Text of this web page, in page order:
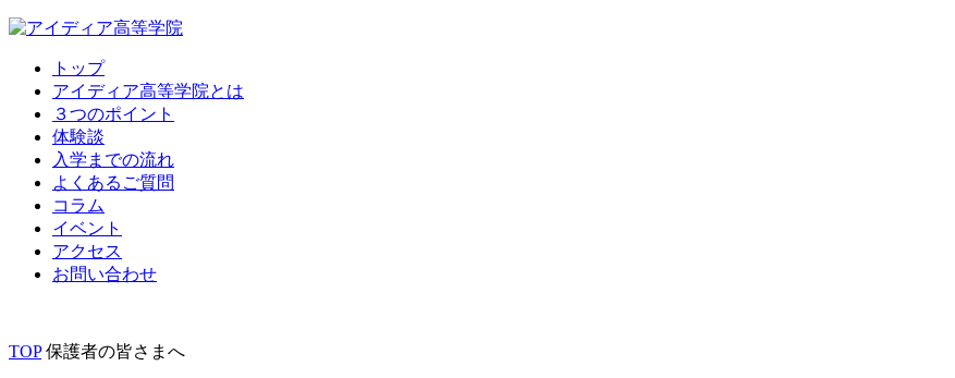
トップ
アイディア高等学院とは
３つのポイント
体験談
入学までの流れ
よくあるご質問
コラム
イベント
アクセス
お問い合わせ
TOP 保護者の皆さまへ